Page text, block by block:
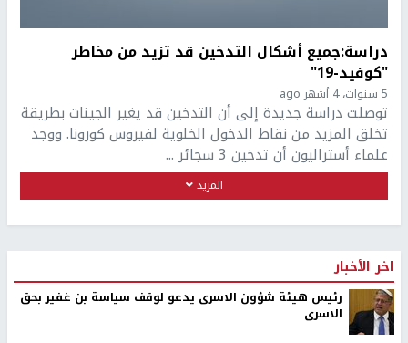
دراسة:جميع أشكال التدخين قد تزيد من مخاطر
"كوفيد-19"
5 سنوات، 4 أشهر ago
توصلت دراسة جديدة إلى أن التدخين قد يغير الجينات بطريقة
تخلق المزيد من نقاط الدخول الخلوية لفيروس كورونا. ووجد
علماء أستراليون أن تدخين 3 سجائر ...
المزيد
اخر الأخبار
رئيس هيئة شؤون الاسرى يدعو لوقف سياسة بن غفير بحق
الاسرى